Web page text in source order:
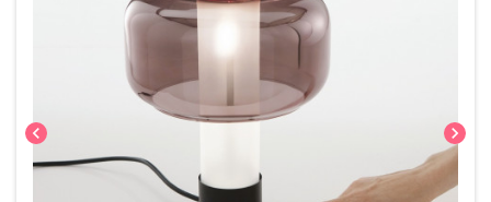
chevron_left chevron_right